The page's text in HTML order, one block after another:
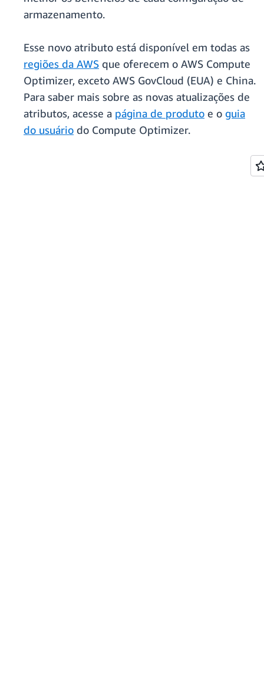
armazenamento.
Esse novo atributo está disponível em todas as
regiões da AWS que oferecem o AWS Compute
Optimizer, exceto AWS GovCloud (EUA) e China.
Para saber mais sobre as novas atualizações de
atributos, acesse a página de produto e o guia
do usuário do Compute Optimizer.